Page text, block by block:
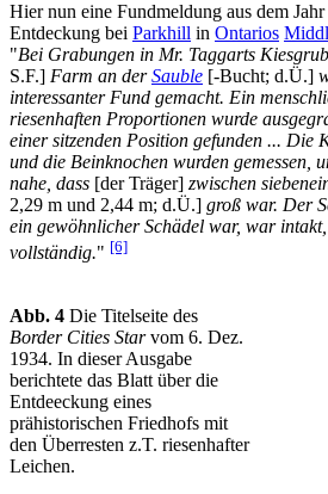
Hier nun eine Fundmeldung aus dem
Entdeckung bei Parkhill in Ontarios
"Bei Grabungen in Mr. Taggarts
S.F.] Farm an derSauble [-Bucht; d.Ü.]
interessanter Fund gemacht. Ein
riesenhaften Proportionen wurde
einer sitzenden Position gefunden ... Die
und die Beinknochen wurden gemessen,
nahe, dass [der Träger] zwischen
2,29 m und 2,44 m; d.Ü.] groß war. Der
ein gewöhnlicher Schädel war, war
vollständig." [6]
Abb. 4 Die Titelseite des
Border Cities Starvom 6. Dez.
1934. In dieser Ausgabe
berichtete das Blatt über die
Entdeeckung eines
prähistorischen Friedhofs mit
den Überresten z.T. riesenhafter
Leichen.